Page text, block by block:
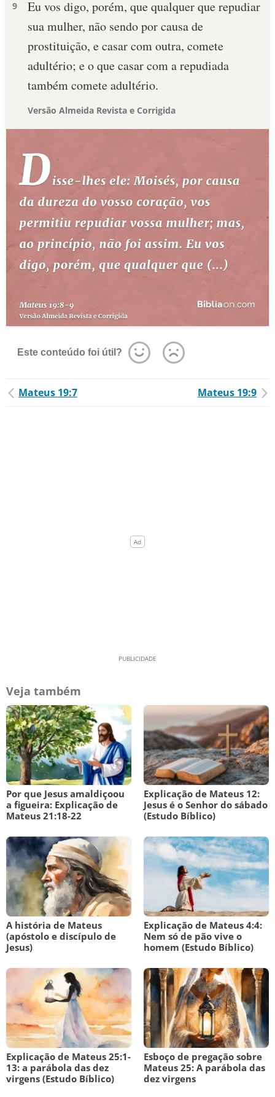
9
Eu vos digo, porém, que qualquer que repudiar
sua mulher, não sendo por causa de
prostituição, e casar com outra, comete
adultério; e o que casar com a repudiada
também comete adultério.
Versão Almeida Revista e Corrigida
Este conteúdo foi útil?
Mateus 19:7 Mateus 19:9
Veja também
Por que Jesus amaldiçoou
a figueira: Explicação de
Mateus 21:18-22
Explicação de Mateus 12:
Jesus é o Senhor do sábado
(Estudo Bíblico)
A história de Mateus
(apóstolo e discípulo de
Jesus)
Explicação de Mateus 4:4:
Nem só de pão vive o
homem (Estudo Bíblico)
Explicação de Mateus 25:1-
13: a parábola das dez
virgens (Estudo Bíblico)
Esboço de pregação sobre
Mateus 25: A parábola das
dez virgens